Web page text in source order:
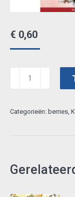
€ 0,60
Cutting
-
A
Categorieën: berries,